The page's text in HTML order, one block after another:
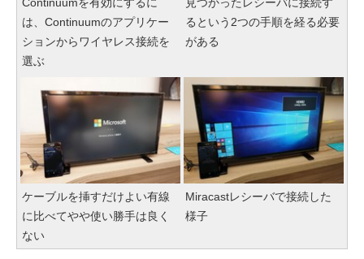
は、Continuumのアプリケー
ションからワイヤレス接続を
選ぶ
るという2つの手順を経る必要
がある
ケーブルを挿すだけよい有線
に比べてやや使い勝手は良く
ない
Miracastレシーバで接続した
様子